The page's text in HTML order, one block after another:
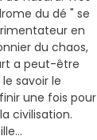
du dé " se
en
du chaos,
a peut-être
savoir le
une fois pour
civilisation.